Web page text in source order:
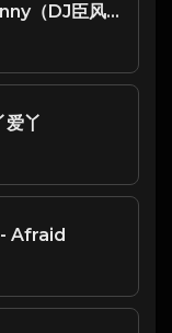
Alex Twitchy - I'm Lanny（DJ臣风Chenwin）
丫
Afraid